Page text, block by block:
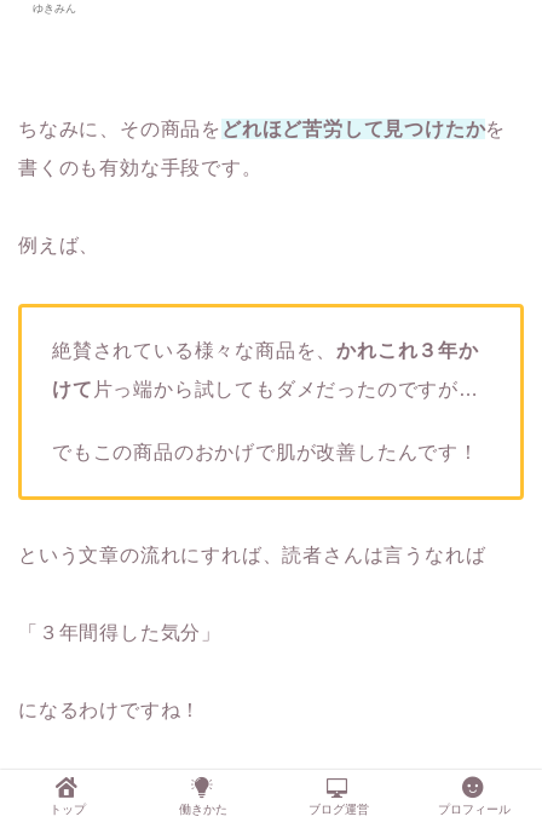
ゆきみん
ちなみに、その商品を どれほど苦労して見つけたかを
書くのも有効な手段です。
例えば、
絶賛されている様々な商品を、かれこれ３年か
けて 片っ端から試してもダメだったのですが…
でもこの商品のおかげで肌が改善したんです！
という文章の流れにすれば、読者さんは言うなれば
「３年間得した気分」
になるわけですね！
「他の商品を買わなくて済んだ」
トップ 働きかた ブログ運営 プロフィール